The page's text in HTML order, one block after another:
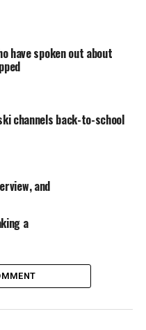
voluptatum deleniti
molestias excepturi
animi, id est
dolor in
voluptate
dolore eu
qui in ea
consequatur,
et aut officiis debitis aut
have spoken out about
channels back-to-school
and
a